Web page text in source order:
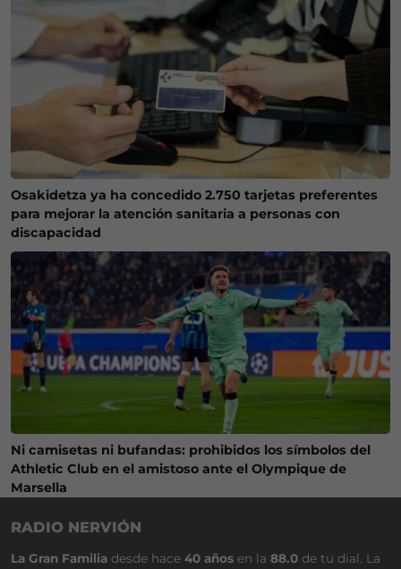
Osakidetza ya ha concedido 2.750 tarjetas preferentes
para mejorar la atención sanitaria a personas con
discapacidad
Ni camisetas ni bufandas: prohibidos los símbolos del
Athletic Club en el amistoso ante el Olympique de
Marsella
RADIO NERVIÓN
La Gran Familia desde hace 40 años en la 88.0 de tu dial. La